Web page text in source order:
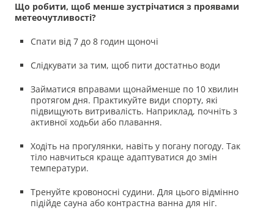
Що робити, щоб менше зустрічатися з проявами
метеочутливості?
Спати від 7 до 8 годин щоночі
Слідкувати за тим, щоб пити достатньо води
Займатися вправами щонайменше по 10 хвилин
протягом дня. Практикуйте види спорту, які
підвищують витривалість. Наприклад, почніть з
активної ходьби або плавання.
Ходіть на прогулянки, навіть у погану погоду. Так
тіло навчиться краще адаптуватися до змін
температури.
Тренуйте кровоносні судини. Для цього відмінно
підійде сауна або контрастна ванна для ніг.